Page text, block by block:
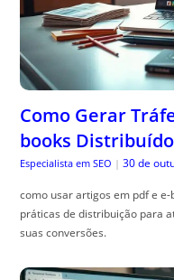
práticas de distribuição para
suas conversões.